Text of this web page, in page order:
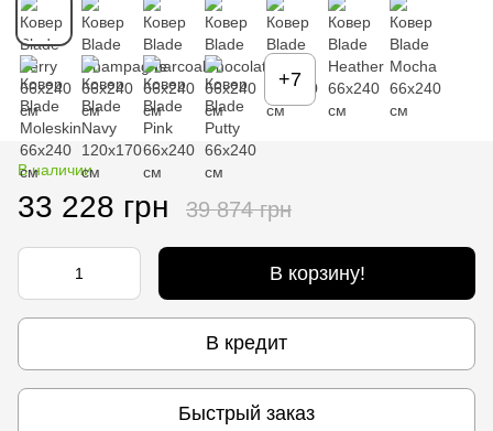
+7
В наличии
33 228 грн 39 874 грн
В корзину!
В кредит
Быстрый заказ